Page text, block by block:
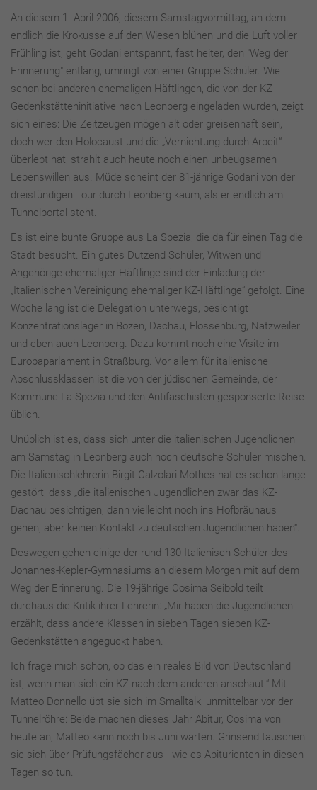
An diesem 1. April 2006, diesem Samstagvormittag, an dem
endlich die Krokusse auf den Wiesen blühen und die Luft voller
Frühling ist, geht Godani entspannt, fast heiter, den "Weg der
Erinnerung" entlang, umringt von einer Gruppe Schüler. Wie
schon bei anderen ehemaligen Häftlingen, die von der KZ-
Gedenkstätteninitiative nach Leonberg eingeladen wurden, zeigt
sich eines: Die Zeitzeugen mögen alt oder greisenhaft sein,
doch wer den Holocaust und die „Vernichtung durch Arbeit“
überlebt hat, strahlt auch heute noch einen unbeugsamen
Lebenswillen aus. Müde scheint der 81-jährige Godani von der
dreistündigen Tour durch Leonberg kaum, als er endlich am
Tunnelportal steht.
Es ist eine bunte Gruppe aus La Spezia, die da für einen Tag die
Stadt besucht. Ein gutes Dutzend Schüler, Witwen und
Angehörige ehemaliger Häftlinge sind der Einladung der
„Italienischen Vereinigung ehemaliger KZ-Häftlinge“ gefolgt. Eine
Woche lang ist die Delegation unterwegs, besichtigt
Konzentrationslager in Bozen, Dachau, Flossenbürg, Natzweiler
und eben auch Leonberg. Dazu kommt noch eine Visite im
Europaparlament in Straßburg. Vor allem für italienische
Abschlussklassen ist die von der jüdischen Gemeinde, der
Kommune La Spezia und den Antifaschisten gesponserte Reise
üblich.
Unüblich ist es, dass sich unter die italienischen Jugendlichen
am Samstag in Leonberg auch noch deutsche Schüler mischen.
Die Italienischlehrerin Birgit Calzolari-Mothes hat es schon lange
gestört, dass „die italienischen Jugendlichen zwar das KZ-
Dachau besichtigen, dann vielleicht noch ins Hofbräuhaus
gehen, aber keinen Kontakt zu deutschen Jugendlichen haben“.
Deswegen gehen einige der rund 130 Italienisch-Schüler des
Johannes-Kepler-Gymnasiums an diesem Morgen mit auf dem
Weg der Erinnerung. Die 19-jährige Cosima Seibold teilt
durchaus die Kritik ihrer Lehrerin: „Mir haben die Jugendlichen
erzählt, dass andere Klassen in sieben Tagen sieben KZ-
Gedenkstätten angeguckt haben.
Ich frage mich schon, ob das ein reales Bild von Deutschland
ist, wenn man sich ein KZ nach dem anderen anschaut.“ Mit
Matteo Donnello übt sie sich im Smalltalk, unmittelbar vor der
Tunnelröhre: Beide machen dieses Jahr Abitur, Cosima von
heute an, Matteo kann noch bis Juni warten. Grinsend tauschen
sie sich über Prüfungsfächer aus - wie es Abiturienten in diesen
Tagen so tun.